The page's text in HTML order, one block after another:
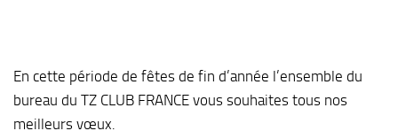
En cette période de fêtes de fin d’année l’ensemble du
bureau du TZ CLUB FRANCE vous souhaites tous nos
meilleurs vœux.